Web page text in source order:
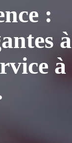
:
à
à